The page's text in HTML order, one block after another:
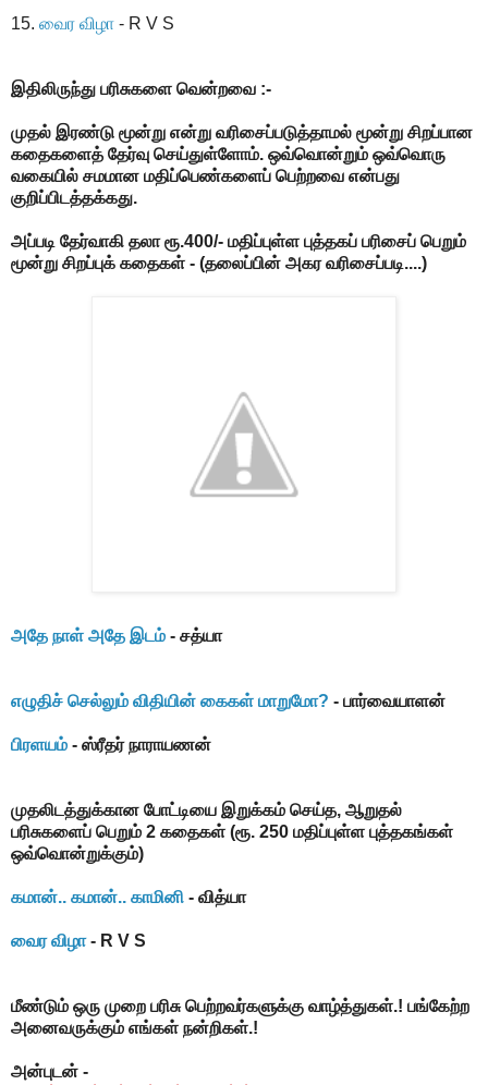
15. வைர விழா - R V S
இதிலிருந்து பரிசுகளை வென்றவை :-
முதல் இரண்டு மூன்று என்று வரிசைப்படுத்தாமல் மூன்று சிறப்பான
கதைகளைத் தேர்வு செய்துள்ளோம். ஒவ்வொன்றும் ஒவ்வொரு
வகையில் சமமான மதிப்பெண்களைப் பெற்றவை என்பது
குறிப்பிடத்தக்கது.
அப்படி தேர்வாகி தலா ரூ.400/- மதிப்புள்ள புத்தகப் பரிசைப் பெறும்
மூன்று சிறப்புக் கதைகள் - (தலைப்பின் அகர வரிசைப்படி....)
அதே நாள் அதே இடம் - சத்யா
எழுதிச் செல்லும் விதியின் கைகள் மாறுமோ? - பார்வையாளன்
பிரளயம் - ஸ்ரீதர் நாராயணன்
முதலிடத்துக்கான போட்டியை இறுக்கம் செய்த, ஆறுதல்
பரிசுகளைப் பெறும் 2 கதைகள் (ரூ. 250 மதிப்புள்ள புத்தகங்கள்
ஒவ்வொன்றுக்கும்)
கமான்.. கமான்.. காமினி - வித்யா
வைர விழா- R V S
மீண்டும் ஒரு முறை பரிசு பெற்றவர்களுக்கு வாழ்த்துகள்.! பங்கேற்ற
அனைவருக்கும் எங்கள் நன்றிகள்.!
அன்புடன் -